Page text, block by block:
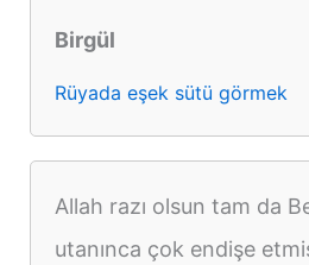
Birgül
Rüyada eşek sütü görmek
Allah razı olsun tam da
utanınca çok endişe